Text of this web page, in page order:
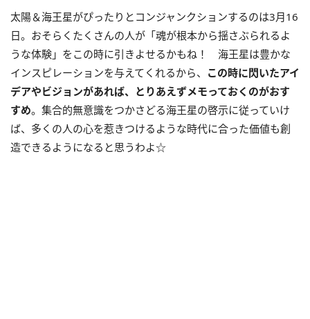
太陽＆海王星がぴったりとコンジャンクションするのは3月16
日。おそらくたくさんの人が「魂が根本から揺さぶられるよ
うな体験」をこの時に引きよせるかもね！ 海王星は豊かな
インスピレーションを与えてくれるから、 この時に閃いたアイ
デアやビジョンがあれば、とりあえずメモっておくのがおす
すめ。集合的無意識をつかさどる海王星の啓示に従っていけ
ば、多くの人の心を惹きつけるような時代に合った価値も創
造できるようになると思うわよ☆